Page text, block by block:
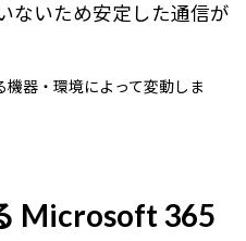
ないため安定した通信が
器・環境によって変動しま
Microsoft 365